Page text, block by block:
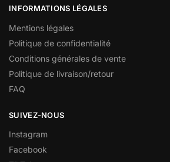
INFORMATIONS LÉGALES
Mentions légales
Politique de confidentialité
Conditions générales de vente
Politique de livraison/retour
FAQ
SUIVEZ-NOUS
Instagram
Facebook